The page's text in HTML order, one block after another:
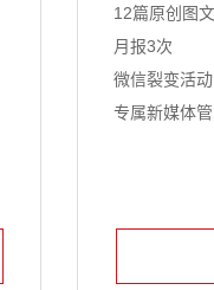
12篇原创图文
月报3次
微信裂变活
专属新媒体